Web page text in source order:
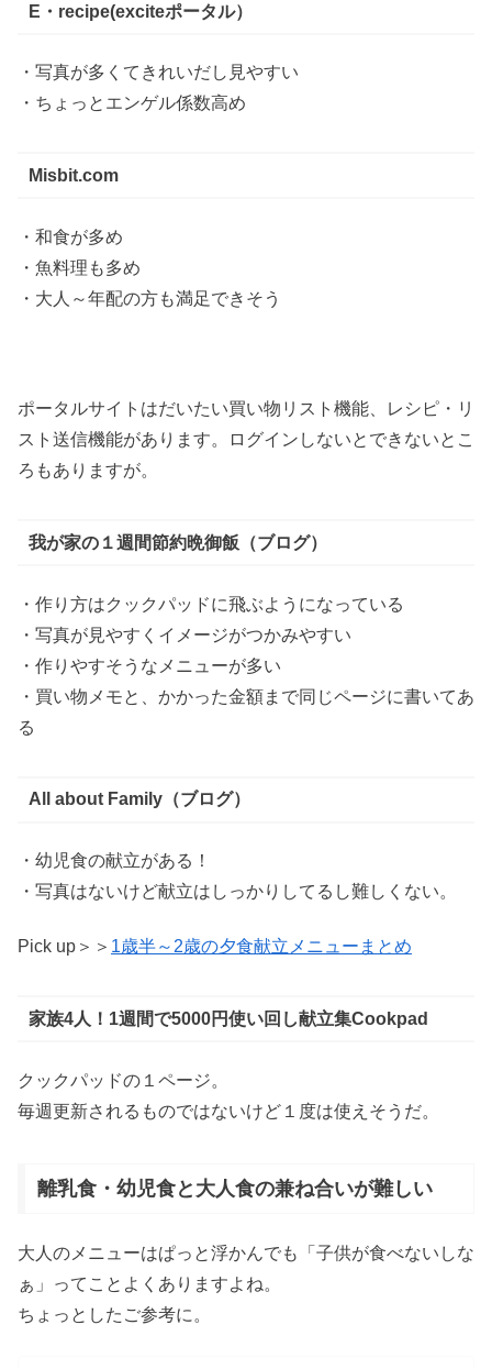
E・recipe(exciteポータル）
・写真が多くてきれいだし見やすい
・ちょっとエンゲル係数高め
Misbit.com
・和食が多め
・魚料理も多め
・大人～年配の方も満足できそう
ポータルサイトはだいたい買い物リスト機能、レシピ・リ
スト送信機能があります。ログインしないとできないとこ
ろもありますが。
我が家の１週間節約晩御飯（ブログ）
・作り方はクックパッドに飛ぶようになっている
・写真が見やすくイメージがつかみやすい
・作りやすそうなメニューが多い
・買い物メモと、かかった金額まで同じページに書いてあ
る
All about Family（ブログ）
・幼児食の献立がある！
・写真はないけど献立はしっかりしてるし難しくない。
Pick up＞＞ 1歳半～2歳の夕食献立メニューまとめ
家族4人！1週間で5000円使い回し献立集Cookpad
クックパッドの１ページ。
毎週更新されるものではないけど１度は使えそうだ。
離乳食・幼児食と大人食の兼ね合いが難しい
大人のメニューはぱっと浮かんでも「子供が食べないしな
ぁ」ってことよくありますよね。
ちょっとしたご参考に。